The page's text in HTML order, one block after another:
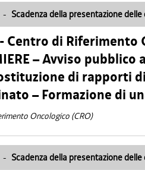
- Scadenza della presentazione
Centro di Riferimento
– Avviso
di rapporti
– Formazione di
Oncologico (CRO)
- Scadenza della presentazione